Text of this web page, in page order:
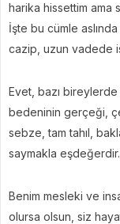
harika hissettim ama
İşte bu cümle
cazip, uzun vadede
Evet, bazı bireylerde
bedeninin gerçeği,
sebze, tam tahıl,
saymakla eşdeğerdir.
Benim mesleki ve
olursa olsun, siz